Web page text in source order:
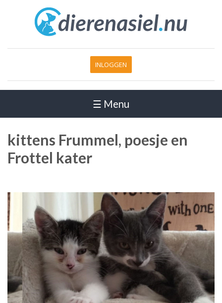
INLOGGEN
☰ Menu
kittens Frummel, poesje en
Frottel kater